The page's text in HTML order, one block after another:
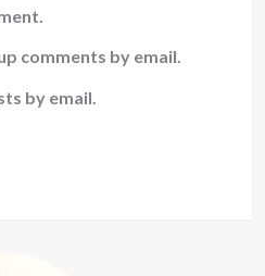
comments by email.
by email.